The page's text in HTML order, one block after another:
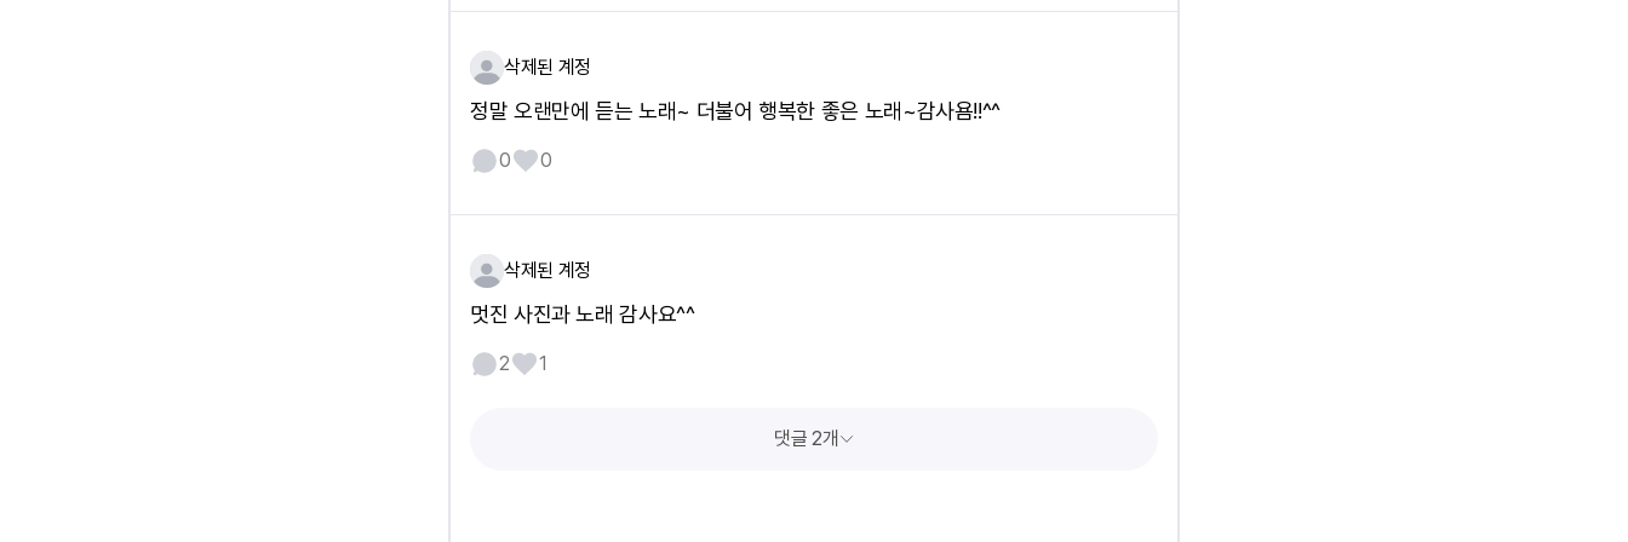
삭제된 계정
정말 오랜만에 듣는 노래~ 더불어 행복한 좋은 노래~감사욤!!^^
0 0
삭제된 계정
멋진 사진과 노래 감사요^^
2 1
댓글 2개